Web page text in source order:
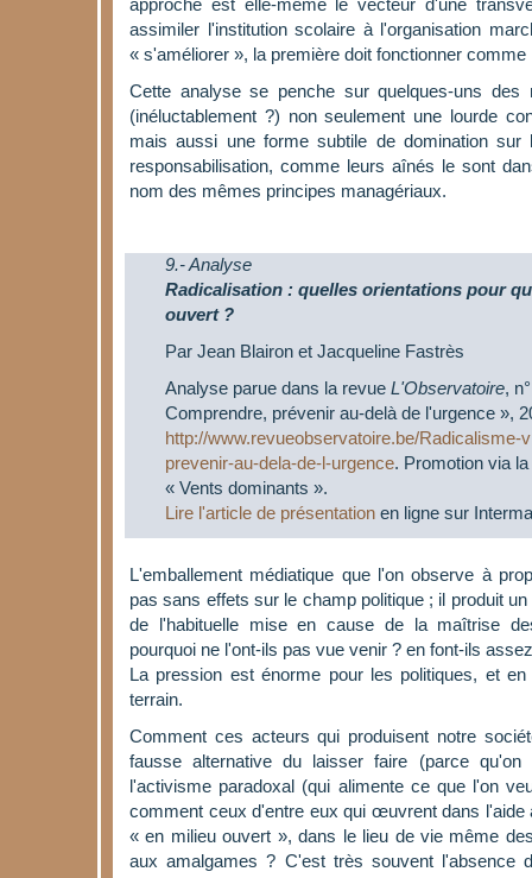
approche est elle-même le vecteur d'une
assimiler l'institution scolaire à l'organisation
« s'améliorer », la première doit fonctionner comme
Cette analyse se penche sur quelques-uns des
(inéluctablement ?) non seulement une lourde
mais aussi une forme subtile de domination
responsabilisation, comme leurs aînés le sont
nom des mêmes principes managériaux.
9.- Analyse
Radicalisation : quelles orientations pour
ouvert ?
Par Jean Blairon et Jacqueline Fastrès
Analyse parue dans la revue L'Observatoire,
Comprendre, prévenir au-delà de l'urgence »,
http://www.revueobservatoire.be/Radicalisme-
prevenir-au-dela-de-l-urgence. Promotion via
« Vents dominants ».
Lire l'article de présentation en ligne sur
L'emballement médiatique que l'on observe à
pas sans effets sur le champ politique ; il produit
de l'habituelle mise en cause de la maîtrise
pourquoi ne l'ont-ils pas vue venir ? en font-ils
La pression est énorme pour les politiques, et
terrain.
Comment ces acteurs qui produisent notre
fausse alternative du laisser faire (parce
l'activisme paradoxal (qui alimente ce que l'on
comment ceux d'entre eux qui œuvrent dans l'aide
« en milieu ouvert », dans le lieu de vie même
aux amalgames ? C'est très souvent l'absence